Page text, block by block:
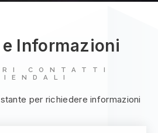
Informazioni
CONTATTI
per richiedere informazioni